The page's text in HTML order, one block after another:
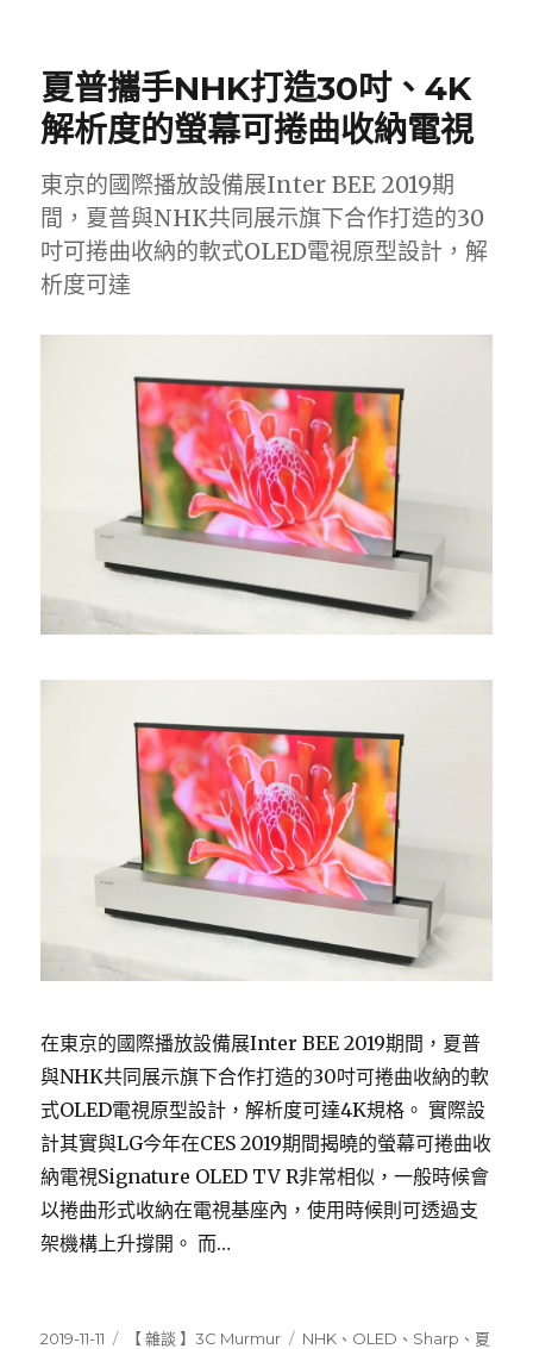
夏普攜手NHK打造30吋、4K
解析度的螢幕可捲曲收納電視
東京的國際播放設備展Inter BEE 2019期
間，夏普與NHK共同展示旗下合作打造的30
吋可捲曲收納的軟式OLED電視原型設計，解
析度可達
在東京的國際播放設備展Inter BEE 2019期間，夏普
與NHK共同展示旗下合作打造的30吋可捲曲收納的軟
式OLED電視原型設計，解析度可達4K規格。 實際設
計其實與LG今年在CES 2019期間揭曉的螢幕可捲曲收
納電視 Signature OLED TV R非常相似，一般時候會
以捲曲形式收納在電視基座內，使用時候則可透過支
架機構上升撐開。 而…
發
2019-11-11
分【 雜談 】3C Murmur
標
NHK 、 OLED 、 Sharp 、 夏